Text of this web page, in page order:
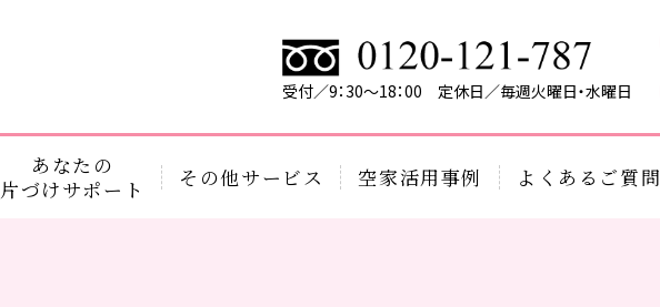
受付／9：30～18：00 定休日／毎週火曜日・水曜日
あなたの
片づけサポート
その他サービス 空家活用事例 よくあるご質問